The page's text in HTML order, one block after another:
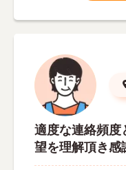
適度な連絡頻度
望を理解頂き感